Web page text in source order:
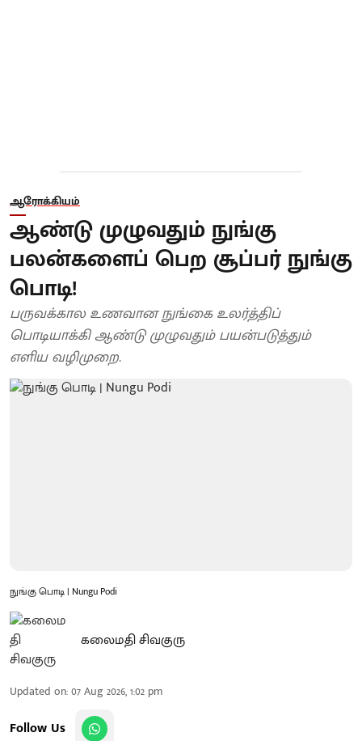
ஆரோக்கியம்
ஆண்டு முழுவதும் நுங்கு
பலன்களைப் பெற சூப்பர் நுங்கு
பொடி!
பருவக்கால உணவான நுங்கை உலர்த்திப்
பொடியாக்கி ஆண்டு முழுவதும் பயன்படுத்தும்
எளிய வழிமுறை.
நுங்கு பொடி | Nungu Podi
கலைமதி சிவகுரு
Updated on:07 Aug 2026, 1:02 pm
Follow Us